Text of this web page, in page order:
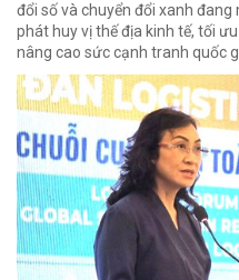
đổi số và chuyển đổi xanh
phát huy vị thế địa kinh tế, tối
nâng cao sức cạnh tranh quốc